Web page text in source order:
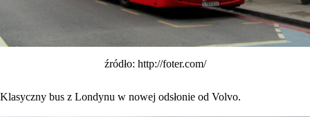
źródło: http://foter.com/
Klasyczny bus z Londynu w nowej odsłonie od Volvo.